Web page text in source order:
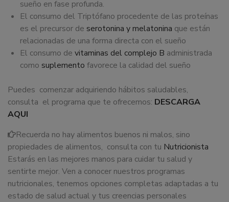
sueño en fase profunda.
El consumo del Triptófano procedente de las proteínas
es el precursor de serotonina y melatonina que están
relacionadas de una forma directa con el sueño
El consumo de vitaminas del complejo B administrada
como suplemento favorece la calidad del sueño
Puedes comenzar adquiriendo hábitos saludables,
consulta el programa que te ofrecemos: DESCARGA
AQUI
Recuerda no hay alimentos buenos ni malos, sino
propiedades de alimentos, consulta con tu Nutricionista
Estarás en las mejores manos para cuidar tu salud y
sentirte mejor. Ven a conocer nuestros programas
nutricionales, tenemos opciones completas adaptadas a tu
estado de salud actual y tus creencias personales